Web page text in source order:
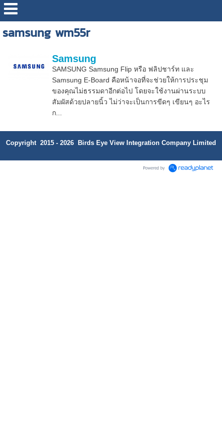
samsung wm55r
Samsung
SAMSUNG Samsung Flip หรือ ฟลิปชาร์ท และ
Samsung E-Board คือหน้าจอที่จะช่วยให้การประชุม
ของคุณไม่ธรรมดาอีกต่อไป โดยจะใช้งานผ่านระบบ
สัมผัสด้วยปลายนิ้ว ไม่ว่าจะเป็นการขีดๆ เขียนๆ อะไร
ก...
Copyright 2015 - 2026 Birds Eye View Integration Company Limited